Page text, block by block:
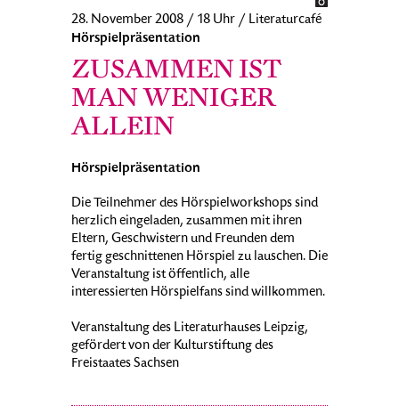
28. November 2008 / 18 Uhr / Literaturcafé
Hörspielpräsentation
ZUSAMMEN IST
MAN WENIGER
ALLEIN
Hörspielpräsentation
Die Teilnehmer des Hörspielworkshops sind
herzlich eingeladen, zusammen mit ihren
Eltern, Geschwistern und Freunden dem
fertig geschnittenen Hörspiel zu lauschen. Die
Veranstaltung ist öffentlich, alle
interessierten Hörspielfans sind willkommen.
Veranstaltung des Literaturhauses Leipzig,
gefördert von der Kulturstiftung des
Freistaates Sachsen